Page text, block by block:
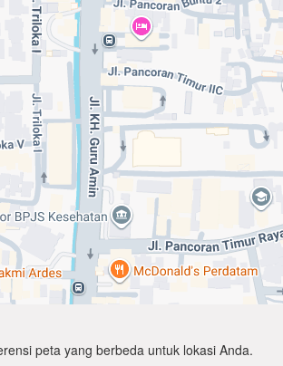
peta yang berbeda untuk lokasi Anda.